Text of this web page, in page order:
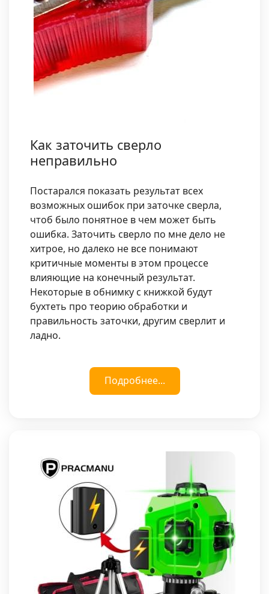
Как заточить сверло
неправильно
Постарался показать результат всех
возможных ошибок при заточке сверла,
чтоб было понятное в чем может быть
ошибка. Заточить сверло по мне дело не
хитрое, но далеко не все понимают
критичные моменты в этом процессе
влияющие на конечный результат.
Некоторые в обнимку с книжкой будут
бухтеть про теорию обработки и
правильность заточки, другим сверлит и
ладно.
Подробнее...